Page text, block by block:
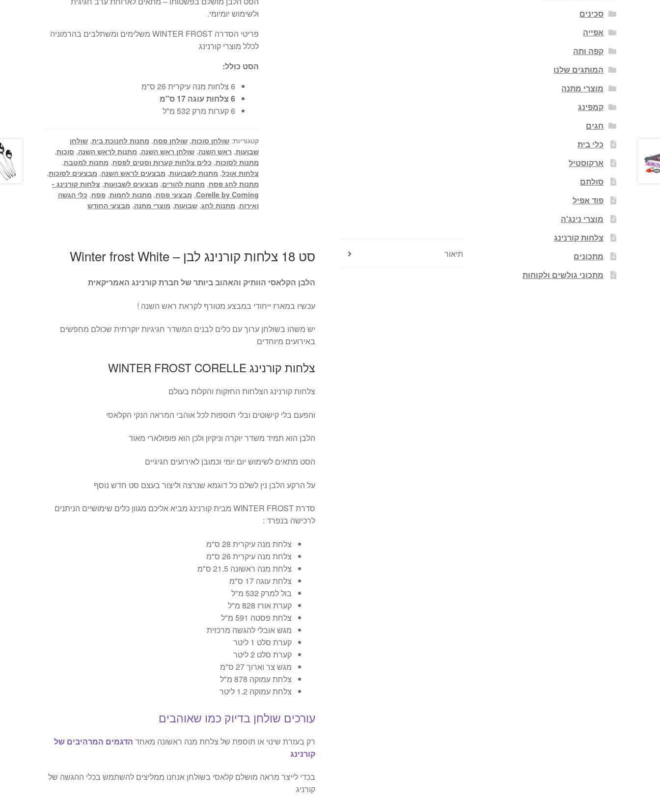
ולשימוש יומיומי.
פריטי הסדרה WINTER FROST משלימים ומשתלבים בהרמוניה
לכלל מוצרי קורנינג
הסט כולל:
6 צלחות מנה עיקרית 26 ס"מ
6 צלחות עוגה 17 ס"מ
6 קערות מרק 532 מ"ל
קטגוריות:שולחן סוכות,שולחן פסח, מתנות לחנוכת בית,שולחן
שבועות, ראש השנה,שולחן ראש השנה, מתנות לראש השנה, סוכות,
מתנות לסוכות, כלים צלחות קערות וסטים לפסח, מתנות למטבח,
צלחות אוכל, מתנות לשבועות, מבצעים לראש השנה, מבצעים לסוכות,
מתנות לחג פסח, מתנות להורים, מבצעים לשבועות, צלחות קורנינג -
Corelle by Corning
, מבצעי פסח, מתנות לחמות,פסח, כלי הגשה
ואירוח, מתנות לחג,שבועות, מוצרי מתנה, מבצעי החודש
תיאור סט 18 צלחות קורנינג לבן – Winter frost White
הלבן הקלאסי הוותיק והאהוב ביותר של חברת קורנינג האמריקאית
עכשיו במארז ייחודי במבצע מטורף לקראת ראש השנה !
יש משהו בשולחן ערוך עם כלים לבנים המשדר חגיגיות יוקרתית שכולם מחפשים
באירועים מיוחדים
צלחות קורנינג WINTER FROST CORELLE
צלחות קורנינג הצלחות החזקות והקלות בעולם
והפעם בלי קישוטים ובלי תוספות לכל אוהבי המראה הנקי הקלאסי
הלבן הוא תמיד משדר יוקרה וניקיון ולכן הוא פופולארי מאוד
הסט מתאים לשימוש יום יומי וכמובן לאירועים חגיגיים
על הרקע הלבן נין לשלם כל דוגמא שנרצה וליצור בעצם סט חדש נוסף
סדרת WINTER FROST מבית קורנינג מביא אליכם מגוון כלים שימושיים הניתנים
לרכישה בנפרד :
צלחת מנה עיקרית 28 ס"מ
צלחת מנה עיקרית 26 ס"מ
צלחת מנה ראשונה 21.5 ס"מ
צלחת עוגה 17 ס"מ
בול למרק 532 מ"ל
קערת אורז 828 מ"ל
צלחת פסטה 591 מ"ל
מגש אובלי להגשה מרכזית
קערת סלט 1 ליטר
קערת סלט 2 ליטר
מגש צר וארוך 27 ס"מ
צלחת עמוקה 878 מ"ל
צלחת עמוקה 1.2 ליטר
עורכים שולחן בדיוק כמו שאוהבים
רק בעזרת שינוי או תוספת של צלחת מנה ראשונה מאחד הדגמים המרהיבים של
קורנינג
בכדי לייצר מראה מושלם קלאסי בשולחן אנחנו ממליצים להשתמש בכלי ההגשה של
קורניג
סכינים
אפייה
קפה ותה
המותגים שלנו
מוצרי מתנה
קמפינג
חגים
כלי בית
ארקוסטיל
סולתם
פוד אפיל
מוצרי נינג'ה
צלחות קורנינג
מתכונים
מתכוני גולשים ולקוחות